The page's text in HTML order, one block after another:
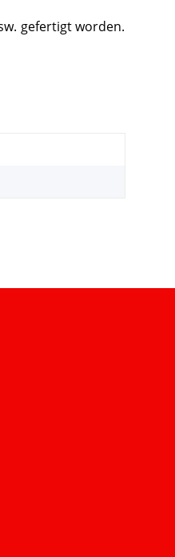
gefertigt worden.